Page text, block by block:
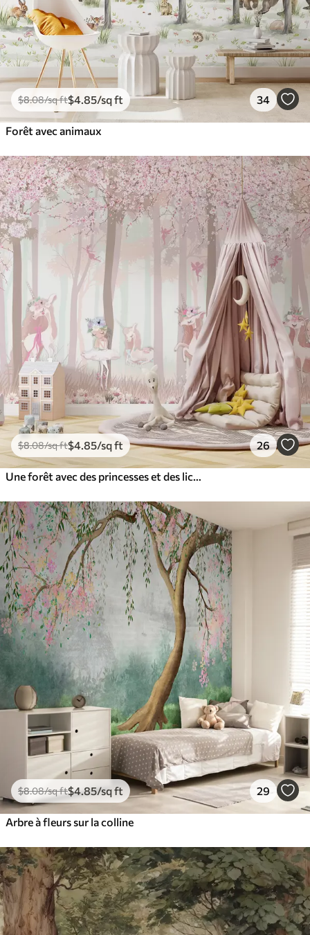
$8.08/sq ft$4 .85/sq ft 34
Forêt avec animaux
$8.08/sq ft$4 .85/sq ft 26
$8.08/sq ft$4.85/sq ft 29
Arbre à fleurs sur la colline